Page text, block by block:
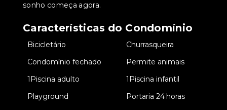
sonho começa agora.
Características do Condomínio
Bicicletário
Churrasqueira
Condomínio fechado
Permite animais
1Piscina adulto 1Piscina infantil
Playground Portaria 24 horas